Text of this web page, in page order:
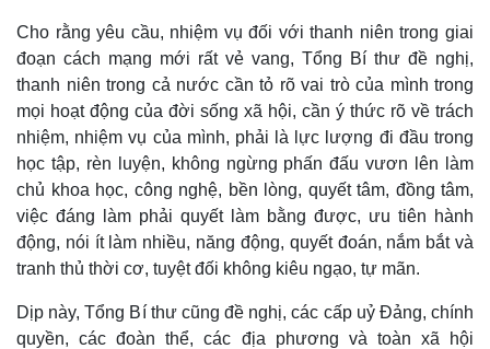
Thể thao
Bóng đá
Lịch thi đấu bóng đá
Thế giới thể thao
eSports
Hậu trường
Ô tô - Xe máy
Ô tô
Xe máy
Tư vấn
Cho rằng yêu cầu, nhiệm vụ đối với thanh niên trong giai
đoạn cách mạng mới rất vẻ vang, Tổng Bí thư đề nghị,
thanh niên trong cả nước cần tỏ rõ vai trò của mình trong
mọi hoạt động của đời sống xã hội, cần ý thức rõ về trách
nhiệm, nhiệm vụ của mình, phải là lực lượng đi đầu trong
học tập, rèn luyện, không ngừng phấn đấu vươn lên làm
chủ khoa học, công nghệ, bền lòng, quyết tâm, đồng tâm,
việc đáng làm phải quyết làm bằng được, ưu tiên hành
động, nói ít làm nhiều, năng động, quyết đoán, nắm bắt và
tranh thủ thời cơ, tuyệt đối không kiêu ngạo, tự mãn.
Dịp này, Tổng Bí thư cũng đề nghị, các cấp uỷ Đảng, chính
quyền, các đoàn thể, các địa phương và toàn xã hội